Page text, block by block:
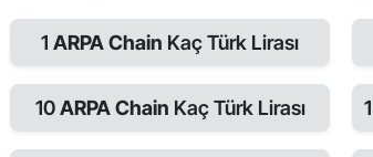
1ARPA Chain Kaç Türk Lirası
10ARPA Chain Kaç Türk Lirası